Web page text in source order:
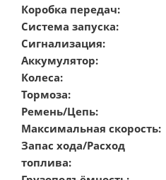
Коробка передач:
Система запуска:
Сигнализация:
Аккумулятор:
Колеса:
Тормоза:
Ремень/Цепь:
Максимальная скорость:
Запас хода/Расход
топлива: